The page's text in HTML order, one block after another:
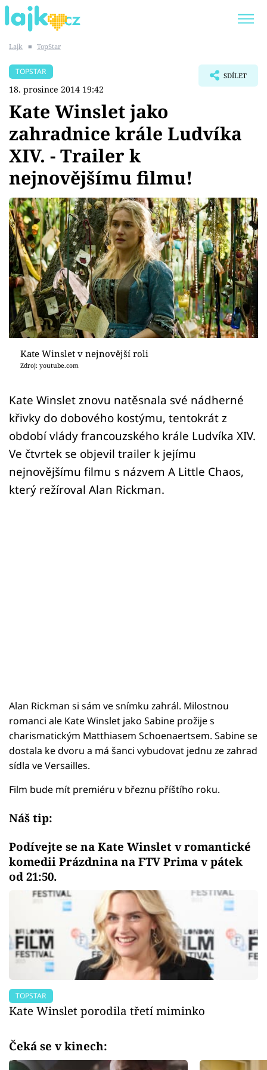
SHOPAHOLICADEL
Témata
Showbyznys
Youtubeři
Virály
Sex a vztahy
Videa
Sledujte prima+
Přihlášení
Lajk ■ TopStar
TOPSTAR
18. prosince 2014 19:42
SDÍLET
Kate Winslet jako
zahradnice krále Ludvíka
XIV. - Trailer k
nejnovějšímu filmu!
Kate Winslet v nejnovější roli
Zdroj: youtube.com
Kate Winslet znovu natěsnala své nádherné
křivky do dobového kostýmu, tentokrát z
období vlády francouzského krále Ludvíka XIV.
Ve čtvrtek se objevil trailer k jejímu
nejnovějšímu filmu s názvem A Little Chaos,
který režíroval Alan Rickman.
Alan Rickman si sám ve snímku zahrál. Milostnou
romanci ale Kate Winslet jako Sabine prožije s
charismatickým Matthiasem Schoenaertsem. Sabine se
dostala ke dvoru a má šanci vybudovat jednu ze zahrad
sídla ve Versailles.
Film bude mít premiéru v březnu příštího roku.
Náš tip:
Podívejte se na Kate Winslet v romantické
komedii Prázdnina na FTV Prima v pátek
od 21:50.
TOPSTAR
Kate Winslet porodila třetí miminko
Čeká se v kinech: